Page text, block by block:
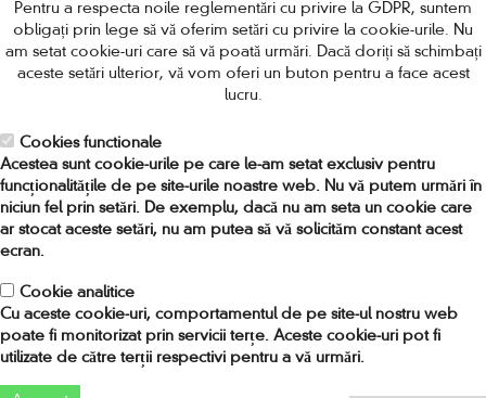
Politica de retur
Termeni si conditii
Protectia Consumatorilor
Locuri de munca in Romania
CONTACT
Adresa: Strada Amiral Ioan Murgescu nr 4, sector 2,
Bucuresti, Romania. Cod 021753
Fax:
031 82 56 037
Email: comenzi[at]provideo[.]ro
2016 PRO VIDEO Home Entertainment. Toate drepturile
Pentru a respecta noile reglementări cu privire la GDPR, suntem
obligați prin lege să vă oferim setări cu privire la cookie-urile. Nu
am setat cookie-uri care să vă poată urmări. Dacă doriți să schimbați
aceste setări ulterior, vă vom oferi un buton pentru a face acest
lucru.
Cookies functionale
Acestea sunt cookie-urile pe care le-am setat exclusiv pentru
funcționalitățile de pe site-urile noastre web. Nu vă putem urmări în
niciun fel prin setări. De exemplu, dacă nu am seta un cookie care
ar stocat aceste setări, nu am putea să vă solicităm constant acest
ecran.
Cookie analitice
Cu aceste cookie-uri, comportamentul de pe site-ul nostru web
poate fi monitorizat prin servicii terțe. Aceste cookie-uri pot fi
utilizate de către terții respectivi pentru a vă urmări.